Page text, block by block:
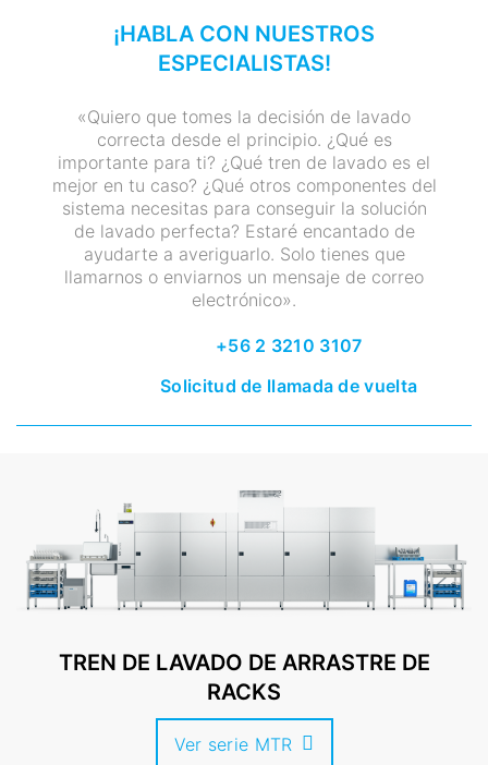
¡HABLA CON NUESTROS
ESPECIALISTAS!
«Quiero que tomes la decisión de lavado
correcta desde el principio. ¿Qué es
importante para ti? ¿Qué tren de lavado es el
mejor en tu caso? ¿Qué otros componentes del
sistema necesitas para conseguir la solución
de lavado perfecta? Estaré encantado de
ayudarte a averiguarlo. Solo tienes que
llamarnos o enviarnos un mensaje de correo
electrónico».
+56 2 3210 3107
Solicitud de llamada de vuelta
TREN DE LAVADO DE ARRASTRE DE
RACKS
Ver serie MTR